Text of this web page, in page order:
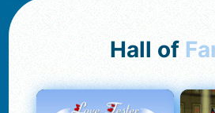
Hall of